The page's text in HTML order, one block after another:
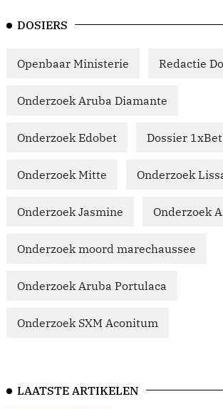
DOSIERS
Openbaar Ministerie Redactie
Onderzoek Aruba Diamante
Onderzoek Edobet Dossier 1xBet
Onderzoek Mitte Onderzoek
Onderzoek Jasmine Onderzoek
Onderzoek moord marechaussee
Onderzoek Aruba Portulaca
Onderzoek SXM Aconitum
LAATSTE ARTIKELEN